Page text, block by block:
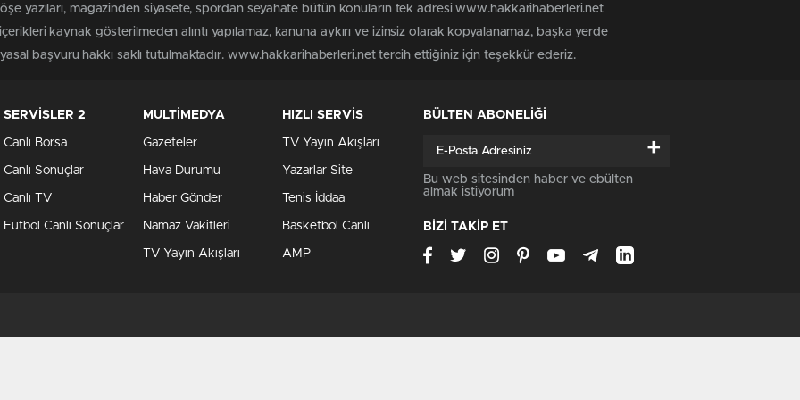
yazıları, magazinden siyasete, spordan seyahate bütün konuların tek adresi www.hakkarihaberleri.net
kaynak gösterilmeden alıntı yapılamaz, kanuna aykırı ve izinsiz olarak kopyalanamaz, başka yerde
başvuru hakkı saklı tutulmaktadır. www.hakkarihaberleri.net tercih ettiğiniz için teşekkür ederiz.
SERVİSLER 2
Canlı Borsa
Canlı Sonuçlar
Canlı TV
Futbol Canlı Sonuçlar
MULTİMEDYA
Gazeteler
Hava Durumu
Haber Gönder
Namaz Vakitleri
TV Yayın Akışları
HIZLI SERVİS
TV Yayın Akışları
Yazarlar Site
Tenis İddaa
Basketbol Canlı
AMP
BÜLTEN ABONELİĞİ
+
Bu web sitesinden haber ve ebülten
almak istiyorum
BİZİ TAKİP ET